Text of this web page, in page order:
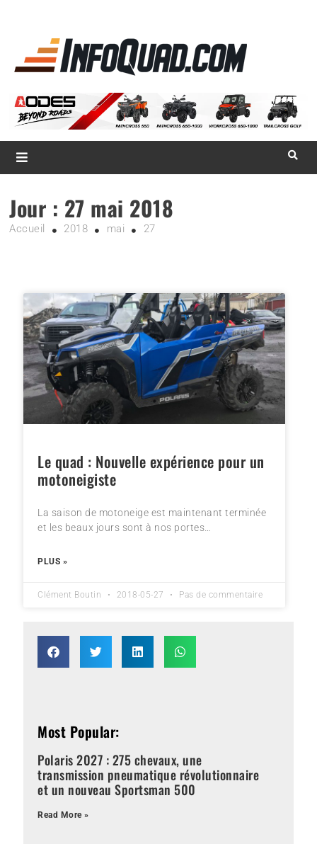
Magazine InfoQuad.com
Jour : 27 mai 2018
Accueil 2018 mai 27
Le quad : Nouvelle expérience pour un
motoneigiste
La saison de motoneige est maintenant terminée
et les beaux jours sont à nos portes…
PLUS »
Clément Boutin 2018-05-27 Pas de commentaire
Most Popular:
Polaris 2027 : 275 chevaux, une
transmission pneumatique révolutionnaire
et un nouveau Sportsman 500
Read More »